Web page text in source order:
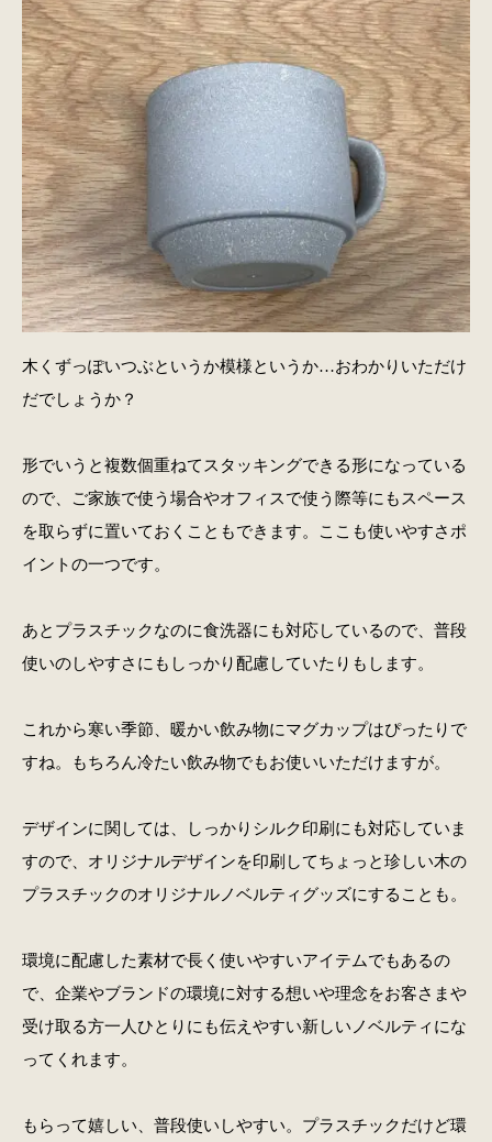
木くずっぽいつぶというか模様というか…おわかりいただけ
だでしょうか？
形でいうと複数個重ねてスタッキングできる形になっている
ので、ご家族で使う場合やオフィスで使う際等にもスペース
を取らずに置いておくこともできます。ここも使いやすさポ
イントの一つです。
あとプラスチックなのに食洗器にも対応しているので、普段
使いのしやすさにもしっかり配慮していたりもします。
これから寒い季節、暖かい飲み物にマグカップはぴったりで
すね。もちろん冷たい飲み物でもお使いいただけますが。
デザインに関しては、しっかりシルク印刷にも対応していま
すので、オリジナルデザインを印刷してちょっと珍しい木の
プラスチックのオリジナルノベルティグッズにすることも。
環境に配慮した素材で長く使いやすいアイテムでもあるの
で、企業やブランドの環境に対する想いや理念をお客さまや
受け取る方一人ひとりにも伝えやすい新しいノベルティにな
ってくれます。
もらって嬉しい、普段使いしやすい。プラスチックだけど環